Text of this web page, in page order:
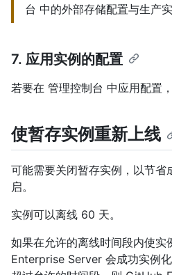
台 中的外部存储配置与生产实
7. 应用实例的配置
若要在 管理控制台 中应用配置，
使暂存实例重新上线
可能需要关闭暂存实例，以节省
启。
实例可以离线 60 天。
如果在允许的离线时间段内使
Enterprise Server 会成功实例